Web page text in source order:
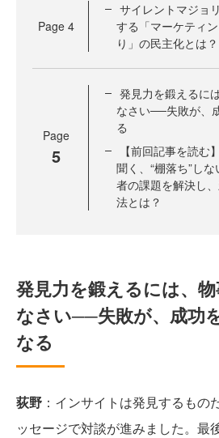
Page 4
サイレントマジョ
する「マーケティ
り」の民主化とは？
Page
5
発見力を鍛えるに
なさい──失敗が、
る
【前回記事を読む
聞く、“棚落ち”し
者の課題を解決し
法とは？
発見力を鍛えるには、
なさい──失敗が、成功
なる
荻野 ：インサイトは発見するもの
ッセージで対談が進みました。最